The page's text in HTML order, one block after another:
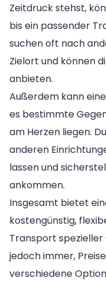
Zeitdruck stehst,
bis ein passender
suchen oft nach
Zielort und können
anbieten.
Außerdem kann
es bestimmte
am Herzen liegen.
anderen
lassen und
ankommen.
Insgesamt bietet
kostengünstig,
Transport spezieller
jedoch immer,
verschiedene